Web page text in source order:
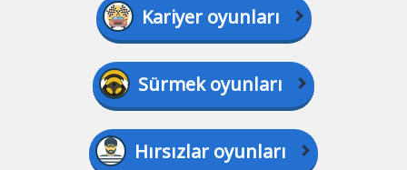
Kariyer oyunları
Sürmek oyunları
Hırsızlar oyunları